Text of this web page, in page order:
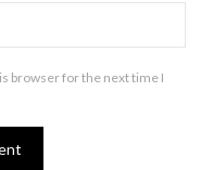
browser for the next time I